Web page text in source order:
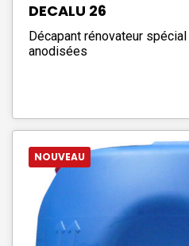
DECALU 26
Décapant rénovateur
anodisées
NOUVEAU